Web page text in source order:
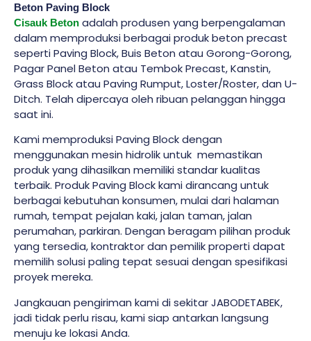
Beton Paving Block
Cisauk Beton adalah produsen yang berpengalaman
dalam memproduksi berbagai produk beton precast
seperti Paving Block, Buis Beton atau Gorong-Gorong,
Pagar Panel Beton atau Tembok Precast, Kanstin,
Grass Block atau Paving Rumput, Loster/Roster, dan U-
Ditch. Telah dipercaya oleh ribuan pelanggan hingga
saat ini.
Kami memproduksi Paving Block dengan
menggunakan mesin hidrolik untuk memastikan
produk yang dihasilkan memiliki standar kualitas
terbaik. Produk Paving Block kami dirancang untuk
berbagai kebutuhan konsumen, mulai dari halaman
rumah, tempat pejalan kaki, jalan taman, jalan
perumahan, parkiran. Dengan beragam pilihan produk
yang tersedia, kontraktor dan pemilik properti dapat
memilih solusi paling tepat sesuai dengan spesifikasi
proyek mereka.
Jangkauan pengiriman kami di sekitar JABODETABEK,
jadi tidak perlu risau, kami siap antarkan langsung
menuju ke lokasi Anda.